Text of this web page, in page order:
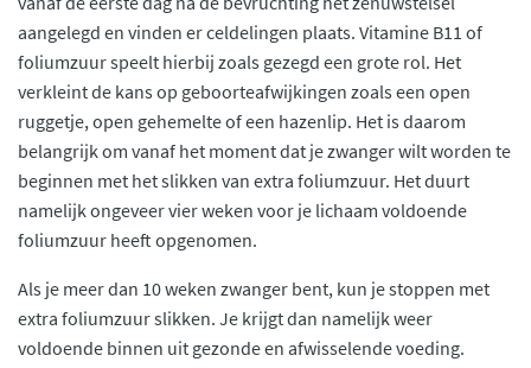
aangelegd en vinden er celdelingen plaats. Vitamine B11 of
foliumzuur speelt hierbij zoals gezegd een grote rol. Het
verkleint de kans op geboorteafwijkingen zoals een open
ruggetje, open gehemelte of een hazenlip. Het is daarom
belangrijk om vanaf het moment dat je zwanger wilt worden te
beginnen met het slikken van extra foliumzuur. Het duurt
namelijk ongeveer vier weken voor je lichaam voldoende
foliumzuur heeft opgenomen.
Als je meer dan 10 weken zwanger bent, kun je stoppen met
extra foliumzuur slikken. Je krijgt dan namelijk weer
voldoende binnen uit gezonde en afwisselende voeding.